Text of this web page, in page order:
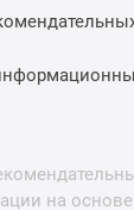
на основе